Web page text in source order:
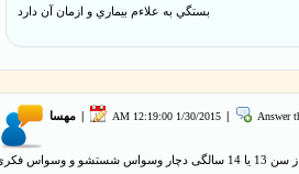
بستگي به علاءم بيماري و ازمان آن دارد
مهسا 1/30/2015 12:19:00 AM Answer
باسلام..من دختری 21 ساله و مجرد هستم که از سن 13 یا 14 سالگی دچار وسواس شستشو و وسواس